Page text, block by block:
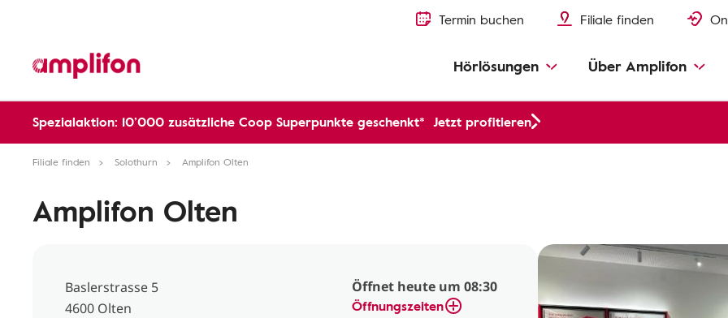
Termin buchen Filiale finden
Hörlösungen Über Amplifon
Spezialaktion: 10’000 zusätzliche Coop Superpunkte geschenkt* Jetzt profitieren
Filiale finden Solothurn Amplifon Olten
Amplifon Olten
Baslerstrasse 5
4600 Olten
Öffnet heute um 08:30
Öffnungszeiten